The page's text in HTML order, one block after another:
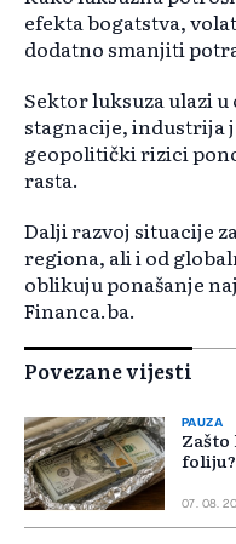
efekta bogatstva,
dodatno smanjiti
Sektor luksuza ulazi
stagnacije, industrija
geopolitički rizici
rasta.
Dalji razvoj situacije
regiona, ali i od
oblikuju ponašanje
Financa.ba.
Povezane vijesti
PAUZA
Zašto
07. 08.